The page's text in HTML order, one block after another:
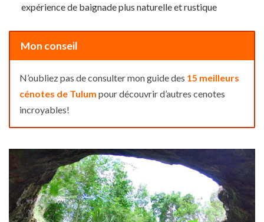
expérience de baignade plus naturelle et rustique
Mon conseil
N’oubliez pas de consulter mon guide des 15 meilleurs
cénotes de Tulum pour découvrir d’autres cenotes
incroyables!